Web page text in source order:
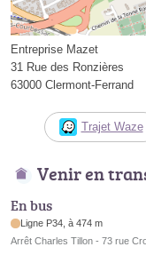
Entreprise Mazet
31 Rue des Ronzières
63000 Clermont-Ferrand
Trajet Waze
Venir en
En bus
Ligne P34, à 474 m
Arrêt Charles Tillon - 73 rue